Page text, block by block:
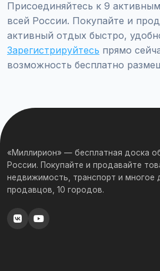
Присоединяйтесь к 9
всей России. Покупайте и
активный отдых быстро,
Зарегистрируйтесь прямо
возможность бесплатно
«Миллирион» — бесплатная доска
России. Покупайте и продавайте
недвижимость, транспорт и многое
продавцов, 10 городов.